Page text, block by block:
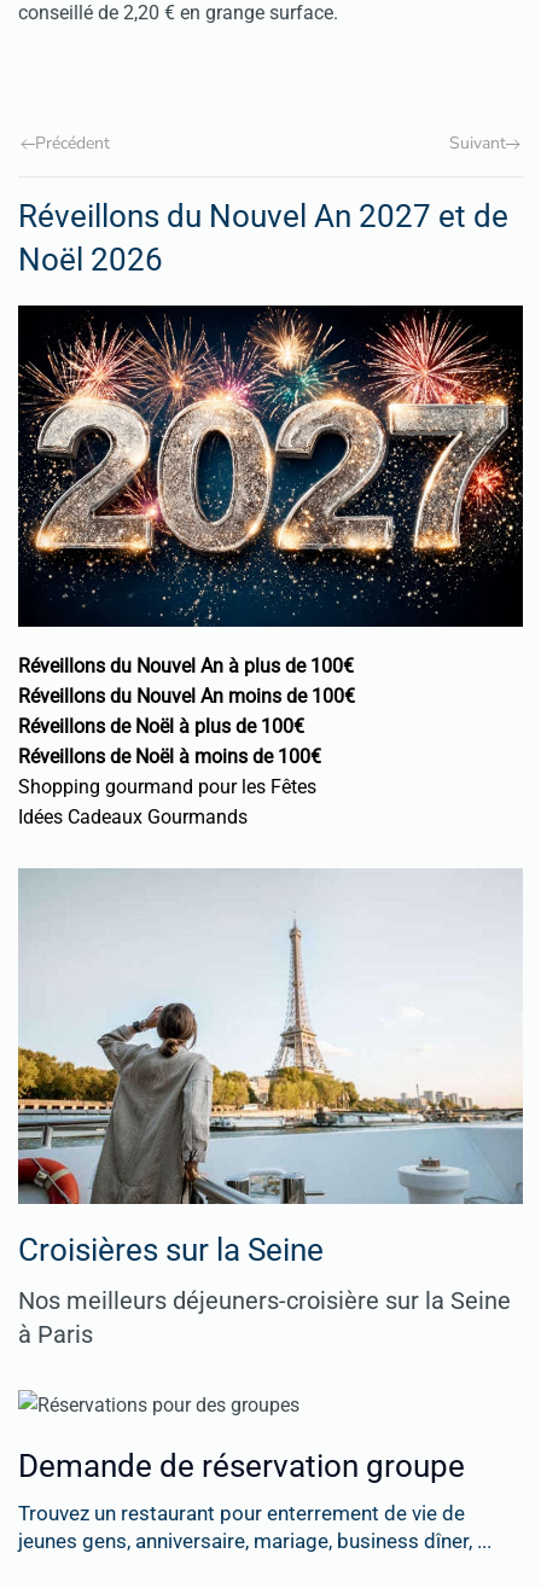
conseillé de 2,20 € en grange surface.
Précédent Suivant
Réveillons du Nouvel An 2027 et de
Noël 2026
Réveillons du Nouvel An à plus de 100€
Réveillons du Nouvel An moins de 100€
Réveillons de Noël à plus de 100€
Réveillons de Noël à moins de 100€
Shopping gourmand pour les Fêtes
Idées Cadeaux Gourmands
Croisières sur la Seine
Nos meilleurs déjeuners-croisière sur la Seine
à Paris
Demande de réservation groupe
Trouvez un restaurant pour enterrement de vie de
jeunes gens, anniversaire, mariage, business dîner, ...